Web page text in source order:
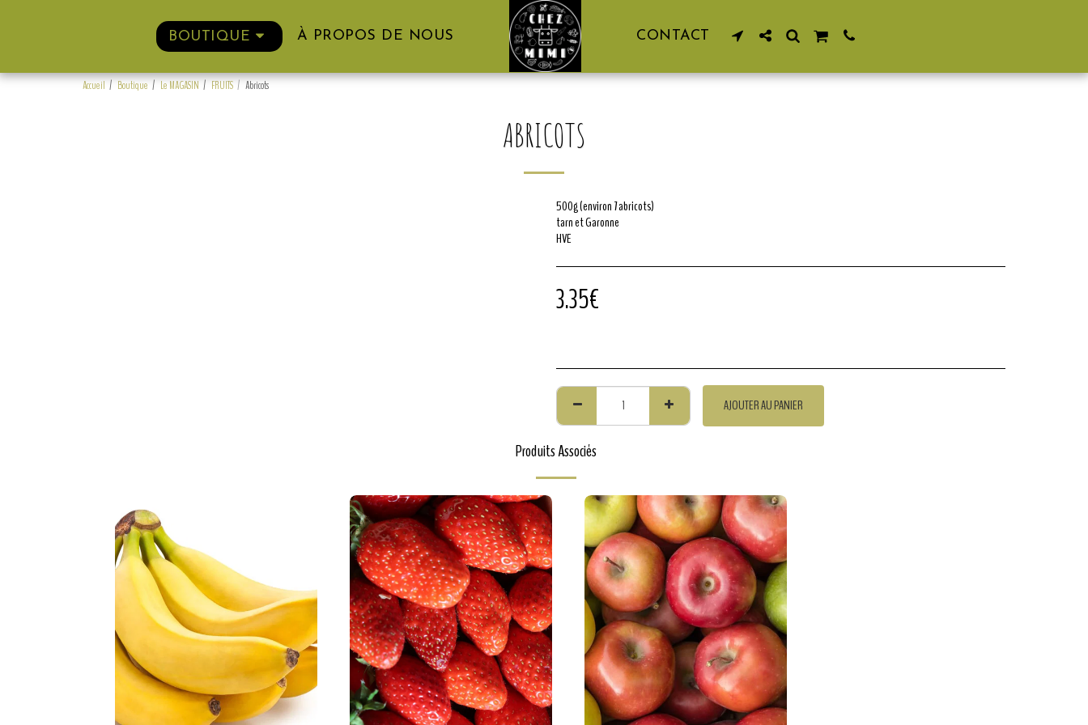
BOUTIQUE À PROPOS DE NOUS CONTACT
Accueil Boutique Le MAGASIN FRUITS Abricots
ABRICOTS
500g (environ 7 abricots)
tarn et Garonne
HVE
3.35€
AJOUTER AU PANIER
Produits Associés